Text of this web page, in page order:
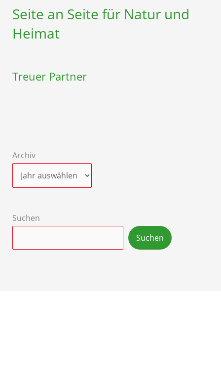
Seite an Seite für Natur und
Heimat
Treuer Partner
Archiv
Suchen
Suchen